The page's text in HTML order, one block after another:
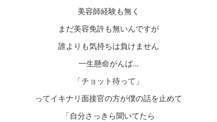
美容師経験も無く
まだ美容免許も無いんですが
誰よりも気持ちは負けません
一生懸命がんば...
「チョット待って」
ってイキナリ面接官の方が僕の話を止めて
「自分さっきら聞いてたら